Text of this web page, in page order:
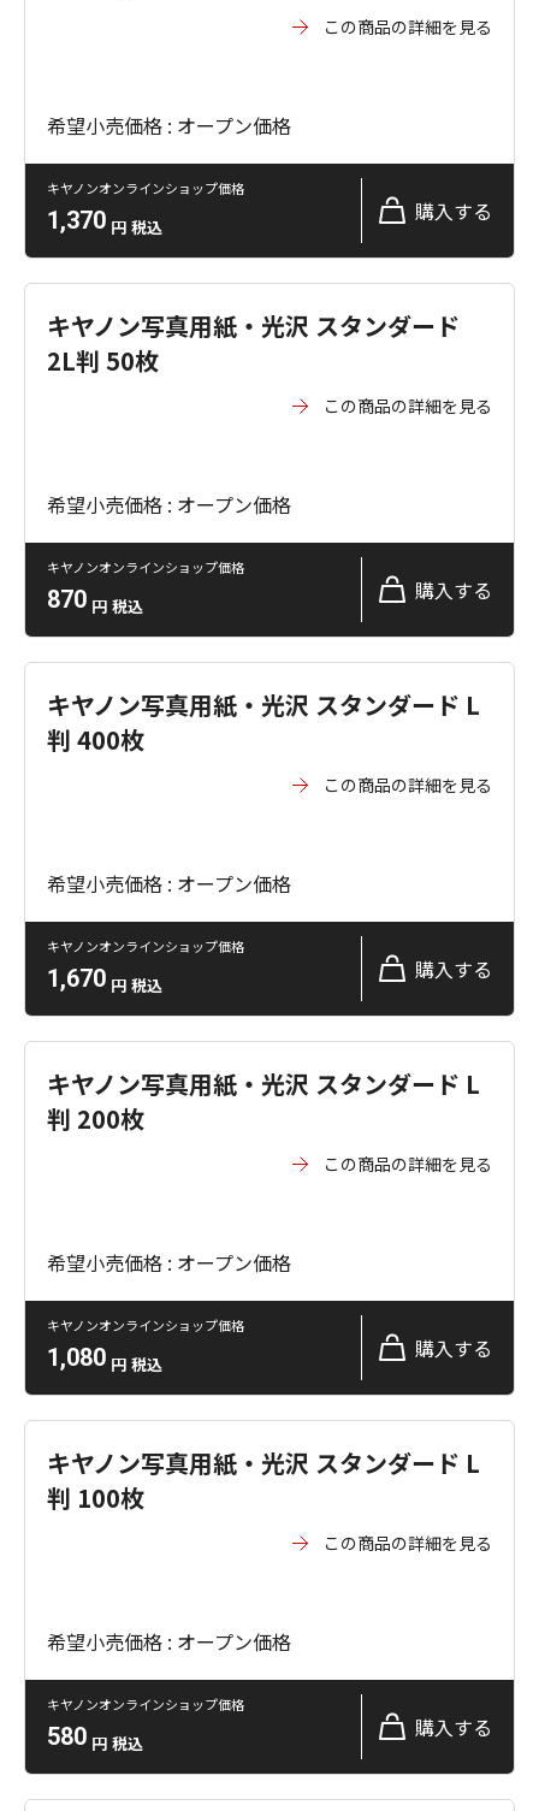
この商品の詳細を見る
希望小売価格 : オープン価格
キヤノンオンラインショップ価格
1,370 円 税込
購入する
キヤノン写真用紙・光沢 スタンダード
2L判 50枚
この商品の詳細を見る
希望小売価格 : オープン価格
キヤノンオンラインショップ価格
870 円 税込
購入する
キヤノン写真用紙・光沢 スタンダード L
判 400枚
この商品の詳細を見る
希望小売価格 : オープン価格
キヤノンオンラインショップ価格
1,670 円 税込
購入する
キヤノン写真用紙・光沢 スタンダード L
判 200枚
この商品の詳細を見る
希望小売価格 : オープン価格
キヤノンオンラインショップ価格
1,080 円 税込
購入する
キヤノン写真用紙・光沢 スタンダード L
判 100枚
この商品の詳細を見る
希望小売価格 : オープン価格
キヤノンオンラインショップ価格
580 円 税込
購入する